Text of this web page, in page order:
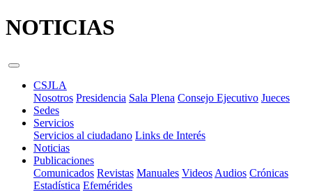
NOTICIAS
CSJLA
Nosotros Presidencia Sala Plena Consejo Ejecutivo Jueces
Sedes
Servicios
Servicios al ciudadano Links de Interés
Noticias
Publicaciones
Comunicados Revistas Manuales Videos Audios Crónicas
Estadística Efemérides